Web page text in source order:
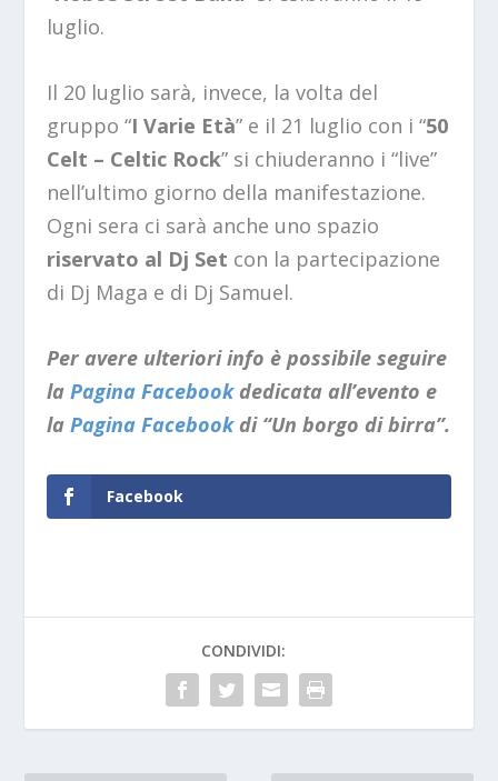
luglio.
Il 20 luglio sarà, invece, la volta del
gruppo “I Varie Età” e il 21 luglio con i “50
Celt – Celtic Rock” si chiuderanno i “live”
nell’ultimo giorno della manifestazione.
Ogni sera ci sarà anche uno spazio
riservato al Dj Set con la partecipazione
di Dj Maga e di Dj Samuel.
Per avere ulteriori info è possibile seguire
laPagina Facebookdedicata all’evento e
laPagina Facebookdi “Un borgo di birra”.
Facebook
CONDIVIDI: